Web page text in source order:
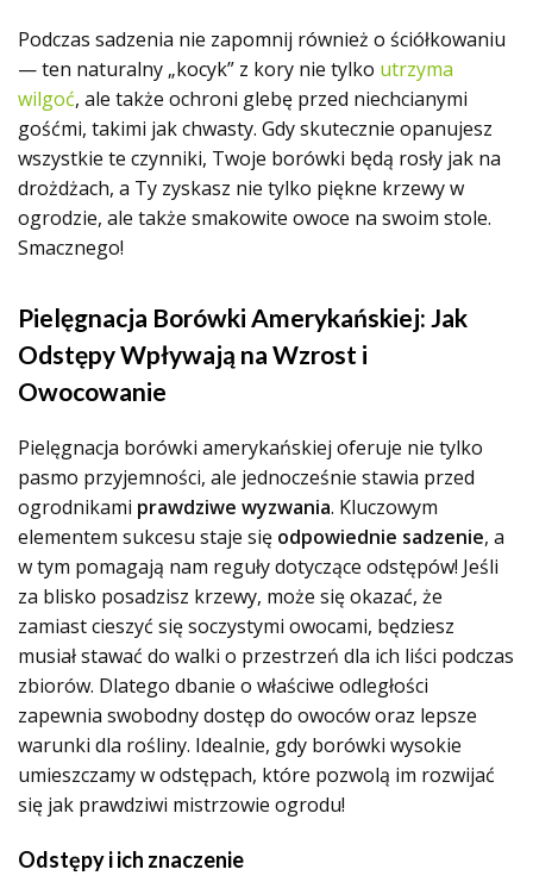
Podczas sadzenia nie zapomnij również o ściółkowaniu
— ten naturalny „kocyk” z kory nie tylko utrzyma
wilgoć, ale także ochroni glebę przed niechcianymi
gośćmi, takimi jak chwasty. Gdy skutecznie opanujesz
wszystkie te czynniki, Twoje borówki będą rosły jak na
drożdżach, a Ty zyskasz nie tylko piękne krzewy w
ogrodzie, ale także smakowite owoce na swoim stole.
Smacznego!
Pielęgnacja Borówki Amerykańskiej: Jak
Odstępy Wpływają na Wzrost i
Owocowanie
Pielęgnacja borówki amerykańskiej oferuje nie tylko
pasmo przyjemności, ale jednocześnie stawia przed
ogrodnikami prawdziwe wyzwania. Kluczowym
elementem sukcesu staje się odpowiednie sadzenie, a
w tym pomagają nam reguły dotyczące odstępów! Jeśli
za blisko posadzisz krzewy, może się okazać, że
zamiast cieszyć się soczystymi owocami, będziesz
musiał stawać do walki o przestrzeń dla ich liści podczas
zbiorów. Dlatego dbanie o właściwe odległości
zapewnia swobodny dostęp do owoców oraz lepsze
warunki dla rośliny. Idealnie, gdy borówki wysokie
umieszczamy w odstępach, które pozwolą im rozwijać
się jak prawdziwi mistrzowie ogrodu!
Odstępy i ich znaczenie